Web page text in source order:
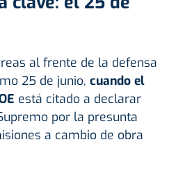
al frente de la defensa
25 de junio, cuando el
está citado a declarar
por la presunta
a cambio de obra